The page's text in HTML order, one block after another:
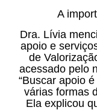
A
Dra. Lívia
apoio e
de
acessado pelo
“Buscar apoio
várias formas
Ela explicou